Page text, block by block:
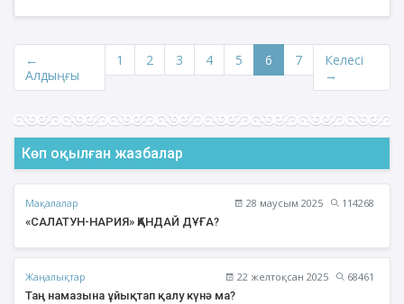
табыстап, Ақтөбе халқы екінші ижалы қаримен
←
Алдыңғы
1 2 3 4 5 6 7
Келесі
→
Көп оқылған жазбалар
Мақалалар 28 маусым 2025
114268
«САЛАТУН-НАРИЯ» ҚАНДАЙ ДҰҒА?
Жаңалықтар 22 желтоқсан 2025
68461
Таң намазына ұйықтап қалу күнә ма?